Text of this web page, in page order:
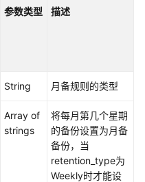
参数类型 描述
String 月备规则的类型
Array of
strings
将每月第几个星期
的备份设置为月备
备份，当
retention_type为
Weekly时才能设